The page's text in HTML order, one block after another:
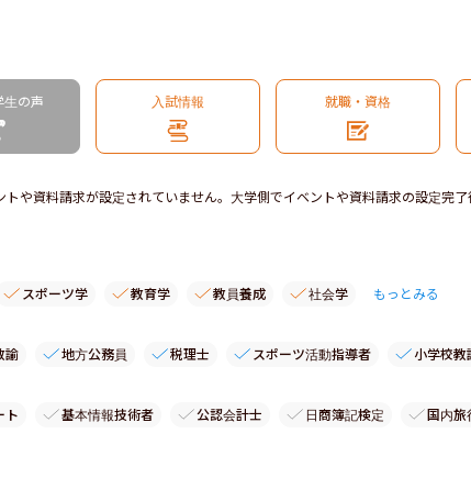
生の声 入試情報 就職・資格
や資料請求が設定されていません。大学側でイベントや資料請求の設定完了
スポーツ学 教育学 教員養成 社会学 もっとみる
諭 地方公務員 税理士 スポーツ活動指導者 小学校教
ト 基本情報技術者 公認会計士 日商簿記検定 国内旅